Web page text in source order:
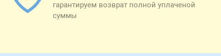
гарантируем возврат полной уплаченой
суммы